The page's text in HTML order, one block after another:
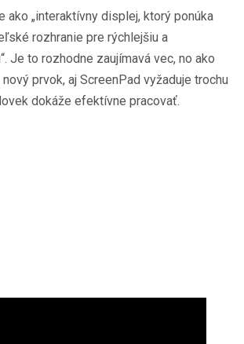
ako „interaktívny displej, ktorý ponúka
rozhranie pre rýchlejšiu a
Je to rozhodne zaujímavá vec, no ako
prvok, aj ScreenPad vyžaduje trochu
dokáže efektívne pracovať.